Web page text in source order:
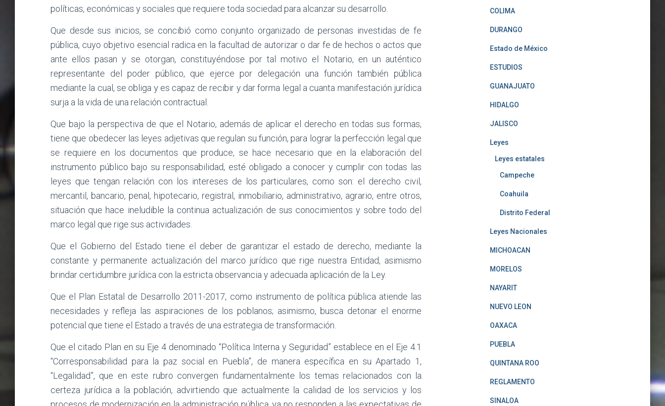
políticas, económicas y sociales que requiere toda sociedad para alcanzar su desarrollo.
Que desde sus inicios, se concibió como conjunto organizado de personas investidas de fe
pública, cuyo objetivo esencial radica en la facultad de autorizar o dar fe de hechos o actos que
ante ellos pasan y se otorgan, constituyéndose por tal motivo el Notario, en un auténtico
representante del poder público, que ejerce por delegación una función también pública
mediante la cual, se obliga y es capaz de recibir y dar forma legal a cuanta manifestación jurídica
surja a la vida de una relación contractual.
Que bajo la perspectiva de que el Notario, además de aplicar el derecho en todas sus formas,
tiene que obedecer las leyes adjetivas que regulan su función, para lograr la perfección legal que
se requiere en los documentos que produce, se hace necesario que en la elaboración del
instrumento público bajo su responsabilidad, esté obligado a conocer y cumplir con todas las
leyes que tengan relación con los intereses de los particulares, como son: el derecho civil,
mercantil, bancario, penal, hipotecario, registral, inmobiliario, administrativo, agrario, entre otros,
situación que hace ineludible la continua actualización de sus conocimientos y sobre todo del
marco legal que rige sus actividades.
Que el Gobierno del Estado tiene el deber de garantizar el estado de derecho, mediante la
constante y permanente actualización del marco jurídico que rige nuestra Entidad, asimismo
brindar certidumbre jurídica con la estricta observancia y adecuada aplicación de la Ley.
Que el Plan Estatal de Desarrollo 2011-2017, como instrumento de política pública atiende las
necesidades y refleja las aspiraciones de los poblanos; asimismo, busca detonar el enorme
potencial que tiene el Estado a través de una estrategia de transformación.
Que el citado Plan en su Eje 4 denominado “Política Interna y Seguridad” establece en el Eje 4.1
“Corresponsabilidad para la paz social en Puebla”, de manera específica en su Apartado 1,
“Legalidad”, que en este rubro convergen fundamentalmente los temas relacionados con la
certeza jurídica a la población, advirtiendo que actualmente la calidad de los servicios y los
COLIMA
DURANGO
Estado de México
ESTUDIOS
GUANAJUATO
HIDALGO
JALISCO
Leyes
Leyes estatales
Campeche
Coahuila
Distrito Federal
Leyes Nacionales
MICHOACAN
MORELOS
NAYARIT
NUEVO LEON
OAXACA
PUEBLA
QUINTANA ROO
REGLAMENTO
SINALOA